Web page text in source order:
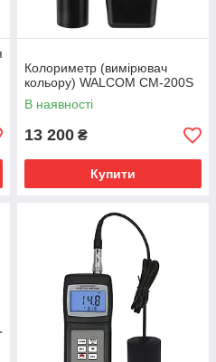
Колориметр (вимірювач
кольору) WALCOM CM-200S
В наявності
13 200 ₴
Купити